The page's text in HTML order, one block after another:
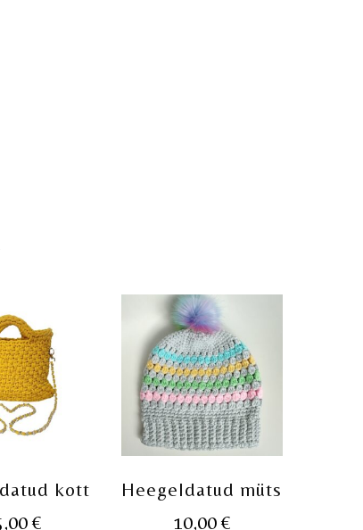
kott
€
Heegeldatud müts
10,00 €